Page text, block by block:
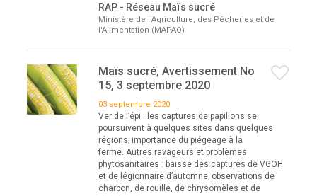
RAP - Réseau Maïs sucré
Ministère de l'Agriculture, des Pêcheries et de
l'Alimentation (MAPAQ)
Maïs sucré, Avertissement No
15, 3 septembre 2020
03 septembre 2020
Ver de l’épi : les captures de papillons se
poursuivent à quelques sites dans quelques
régions; importance du piégeage à la
ferme. Autres ravageurs et problèmes
phytosanitaires : baisse des captures de VGOH
et de légionnaire d’automne; observations de
charbon, de rouille, de chrysomèles et de